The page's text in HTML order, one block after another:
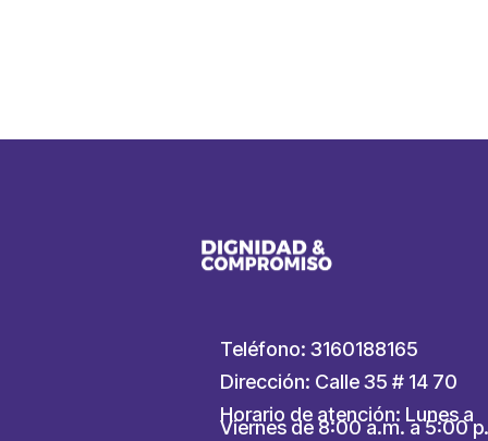
Teléfono: 3160188165
Dirección: Calle 35 # 14 70
Horario de atención: Lunes a
Viernes de 8:00 a.m. a 5:00